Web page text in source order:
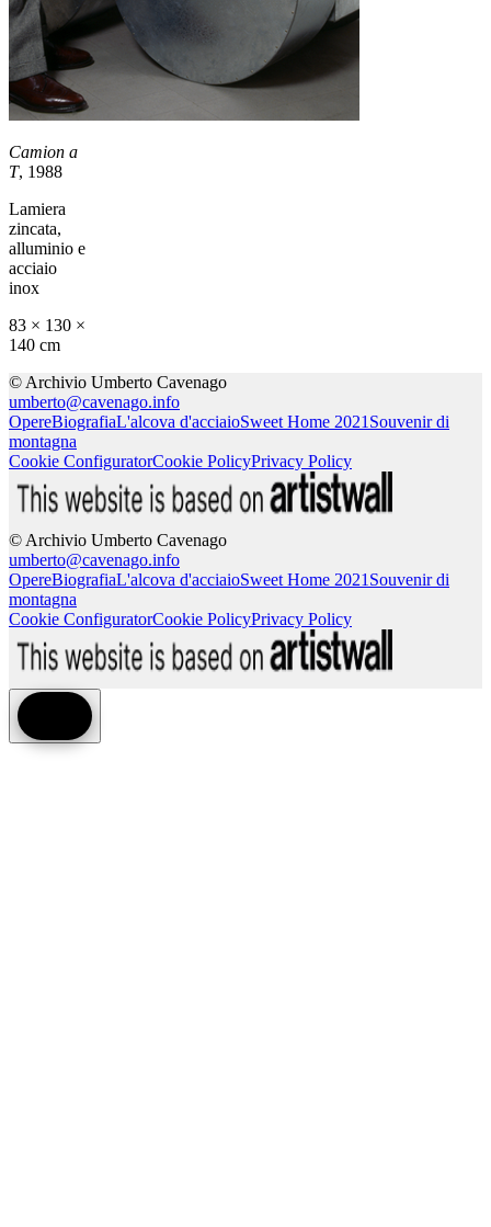
Camion a
T, 1988
Lamiera
zincata,
alluminio e
acciaio
inox
83 × 130 ×
140 cm
© Archivio Umberto Cavenago
umberto@cavenago.info
OpereBiografiaL'alcova d'acciaioSweet Home 2021 Souvenir di
montagna
Cookie ConfiguratorCookie PolicyPrivacy Policy
© Archivio Umberto Cavenago
umberto@cavenago.info
OpereBiografiaL'alcova d'acciaioSweet Home 2021 Souvenir di
montagna
Cookie ConfiguratorCookie PolicyPrivacy Policy